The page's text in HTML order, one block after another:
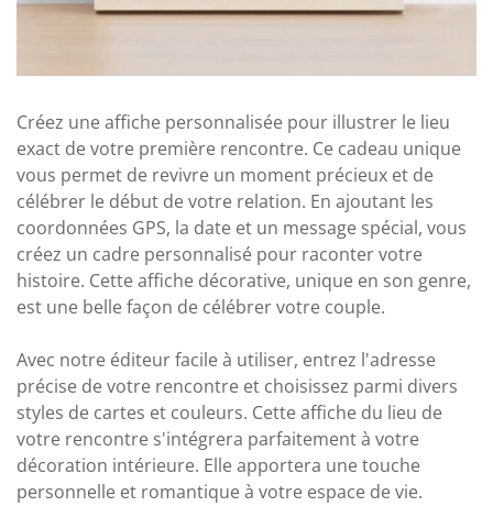
Créez une affiche personnalisée pour illustrer le lieu
exact de votre première rencontre. Ce cadeau unique
vous permet de revivre un moment précieux et de
célébrer le début de votre relation. En ajoutant les
coordonnées GPS, la date et un message spécial, vous
créez un cadre personnalisé pour raconter votre
histoire. Cette affiche décorative, unique en son genre,
est une belle façon de célébrer votre couple.
Avec notre éditeur facile à utiliser, entrez l'adresse
précise de votre rencontre et choisissez parmi divers
styles de cartes et couleurs. Cette affiche du lieu de
votre rencontre s'intégrera parfaitement à votre
décoration intérieure. Elle apportera une touche
personnelle et romantique à votre espace de vie.